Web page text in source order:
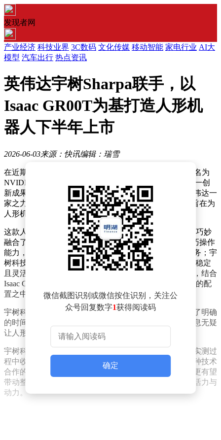
发现者网
产业经济 科技业界 3C数码 文化传媒 移动智能 家电行业 AI大
模型 汽车出行 热点资讯
英伟达宇树Sharpa联手，以
Isaac GR00T为基打造人形机
器人下半年上市
2026-06-03来源：快讯编辑：瑞雪
在近期举办的台北GTC大会上，英伟达重磅推出了一款名为
NVIDIA Isaac GR00T的开放式人形机器人参考设计，这一创
新成果引发了行业内外的广泛关注。该参考设计并非英伟达一
家之力完成，而是联合了Sharpa与宇树科技共同打造，旨在为
人形机器人领域带来全新的技术突破与发展方向。
这款人形机器人以Isaac GR00T开发平台作为核心基础，巧妙
融合了各方的优势技术。Sharpa贡献了其先进的触觉灵巧操作
能力，让机器人能够更加精准、细腻地完成各类操作任务；宇
树科技则提供了H2人形机器人本体，为整个系统提供了稳定
且灵活的物理载体；而英伟达凭借自身强大的端侧算力，结合
Isaac GR00T开发流程，将所有技术整合到一套经过验证的配
置之中，确保了机器人能够高效、稳定地运行。
宇树科技市场部总监黄嘉玮透露，这款合作产品已经有了明确
的时间规划，预计在今年下半年正式推向市场。这一消息无疑
让人形机器人爱好者与行业从业者们充满期待。
宇树科技方面还表示，在产品上市后，将充分利用落地实测过
程中收集到的数据，对硬件进行持续优化迭代。通过这种技术
合作的方式，不仅能够提升自身产品的性能与竞争力，更有望
带动整个人形机器人行业的整体发展，为行业注入新的活力与
动力。
微信截图识别或微信按住识别，关注公
众号回复数字1获得阅读码
确定